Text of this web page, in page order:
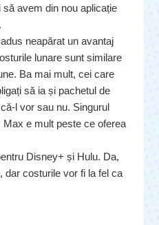
avem din nou aplicație
neapărat un avantaj
lunare sunt similare
Ba mai mult, cei care
să ia și pachetul de
l vor sau nu. Singurul
e mult peste ce oferea
Disney+ și Hulu. Da,
dar costurile vor fi la fel ca